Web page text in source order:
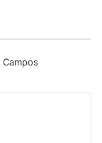
Campos